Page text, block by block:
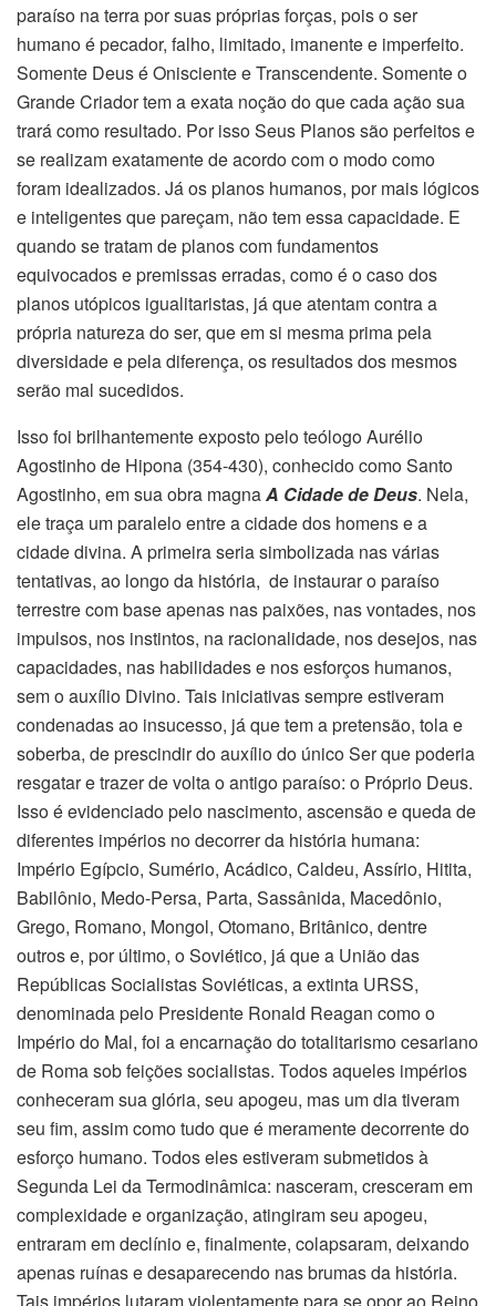
paraíso na terra por suas próprias forças, pois o ser
humano é pecador, falho, limitado, imanente e imperfeito.
Somente Deus é Onisciente e Transcendente. Somente o
Grande Criador tem a exata noção do que cada ação sua
trará como resultado. Por isso Seus Planos são perfeitos e
se realizam exatamente de acordo com o modo como
foram idealizados. Já os planos humanos, por mais lógicos
e inteligentes que pareçam, não tem essa capacidade. E
quando se tratam de planos com fundamentos
equivocados e premissas erradas, como é o caso dos
planos utópicos igualitaristas, já que atentam contra a
própria natureza do ser, que em si mesma prima pela
diversidade e pela diferença, os resultados dos mesmos
serão mal sucedidos.
Isso foi brilhantemente exposto pelo teólogo Aurélio
Agostinho de Hipona (354-430), conhecido como Santo
Agostinho, em sua obra magnaA Cidade de Deus. Nela,
ele traça um paralelo entre a cidade dos homens e a
cidade divina. A primeira seria simbolizada nas várias
tentativas, ao longo da história, de instaurar o paraíso
terrestre com base apenas nas paixões, nas vontades, nos
impulsos, nos instintos, na racionalidade, nos desejos, nas
capacidades, nas habilidades e nos esforços humanos,
sem o auxílio Divino. Tais iniciativas sempre estiveram
condenadas ao insucesso, já que tem a pretensão, tola e
soberba, de prescindir do auxílio do único Ser que poderia
resgatar e trazer de volta o antigo paraíso: o Próprio Deus.
Isso é evidenciado pelo nascimento, ascensão e queda de
diferentes impérios no decorrer da história humana:
Império Egípcio, Sumério, Acádico, Caldeu, Assírio, Hitita,
Babilônio, Medo-Persa, Parta, Sassânida, Macedônio,
Grego, Romano, Mongol, Otomano, Britânico, dentre
outros e, por último, o Soviético, já que a União das
Repúblicas Socialistas Soviéticas, a extinta URSS,
denominada pelo Presidente Ronald Reagan como o
Império do Mal, foi a encarnação do totalitarismo cesariano
de Roma sob feições socialistas. Todos aqueles impérios
conheceram sua glória, seu apogeu, mas um dia tiveram
seu fim, assim como tudo que é meramente decorrente do
esforço humano. Todos eles estiveram submetidos à
Segunda Lei da Termodinâmica: nasceram, cresceram em
complexidade e organização, atingiram seu apogeu,
entraram em declínio e, finalmente, colapsaram, deixando
apenas ruínas e desaparecendo nas brumas da história.